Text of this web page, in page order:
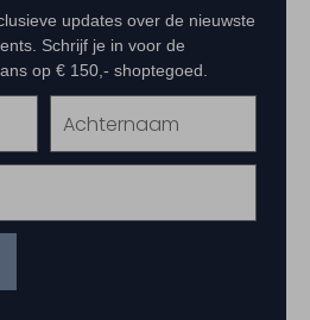
updates over de nieuwste
Schrijf je in voor de
op € 150,- shoptegoed.